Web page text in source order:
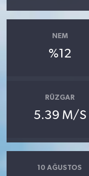
NEM
%12
RÜZGAR
5.39 M/S
10 AĞUSTOS